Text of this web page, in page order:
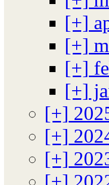
[+]
[+]
[+]
[+]
[+]
[+]
[+]